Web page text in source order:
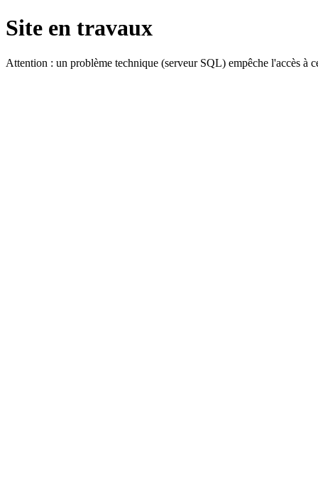
Site en travaux
Attention : un problème technique (serveur SQL) empêche l'accès à